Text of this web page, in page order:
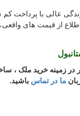
عالی با پرداخت کم
از قیمت های
زمینه خرید ملک ،
ما در تماس باشید.